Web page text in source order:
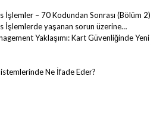
İşlemler – 70 Kodundan Sonrası (Bölüm 2)
İşlemlerde yaşanan sorun üzerine…
Yaklaşımı: Kart Güvenliğinde Yeni
Ne İfade Eder?